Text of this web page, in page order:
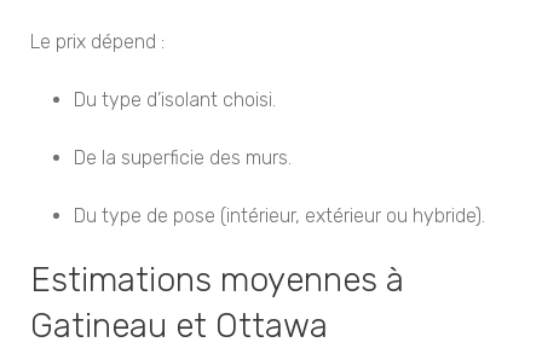
Le prix dépend :
Du type d’isolant choisi.
De la superficie des murs.
Du type de pose (intérieur, extérieur ou hybride).
Estimations moyennes à
Gatineau et Ottawa